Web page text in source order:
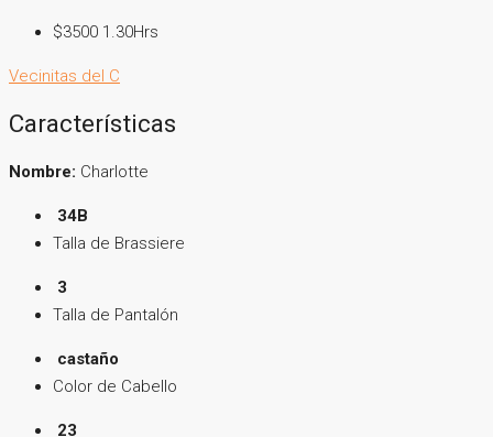
$3500 1.30Hrs
Vecinitas del C
Características
Nombre: Charlotte
34B
Talla de Brassiere
3
Talla de Pantalón
castaño
Color de Cabello
23